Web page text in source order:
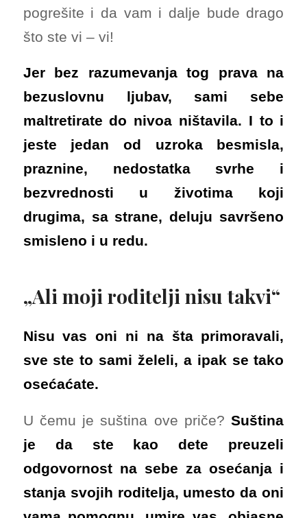
pogrešite i da vam i dalje bude drago
što ste vi – vi!
Jer bez razumevanja tog prava na
bezuslovnu ljubav, sami sebe
maltretirate do nivoa ništavila. I to i
jeste jedan od uzroka besmisla,
praznine, nedostatka svrhe i
bezvrednosti u životima koji
drugima, sa strane, deluju savršeno
smisleno i u redu.
„Ali moji roditelji nisu takvi“
Nisu vas oni ni na šta primoravali,
sve ste to sami želeli, a ipak se tako
osećaćate.
U čemu je suština ove priče?Suština
je da ste kao dete preuzeli
odgovornost na sebe za osećanja i
stanja svojih roditelja, umesto da oni